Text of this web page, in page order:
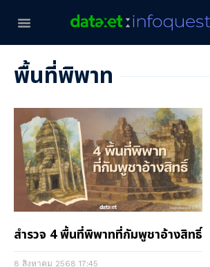
พื้นที่พิพาท
สำรวจ 4 พื้นที่พิพาทที่กัมพูชาอ้างสิทธิ์
8 สิงหาคม 2568 17:45